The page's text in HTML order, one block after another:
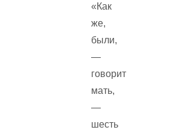
«Как
же,
были,
—
говорит
мать,
—
шесть